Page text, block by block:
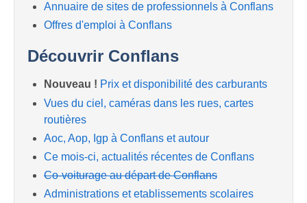
Annuaire de sites de professionnels à Conflans
Offres d'emploi à Conflans
Découvrir Conflans
Nouveau ! Prix et disponibilité des carburants
Vues du ciel, caméras dans les rues, cartes
routières
Aoc, Aop, Igp à Conflans et autour
Ce mois-ci, actualités récentes de Conflans
Co-voiturage au départ de Conflans
Administrations et etablissements scolaires